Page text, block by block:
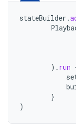
stateBuilder .
). run
}
)